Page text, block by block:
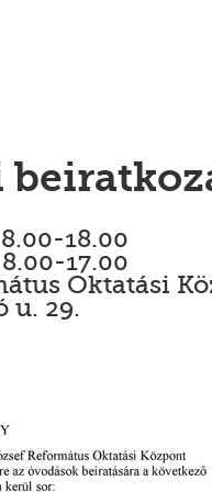
18.00
17.00
Oktatási
u. 29.